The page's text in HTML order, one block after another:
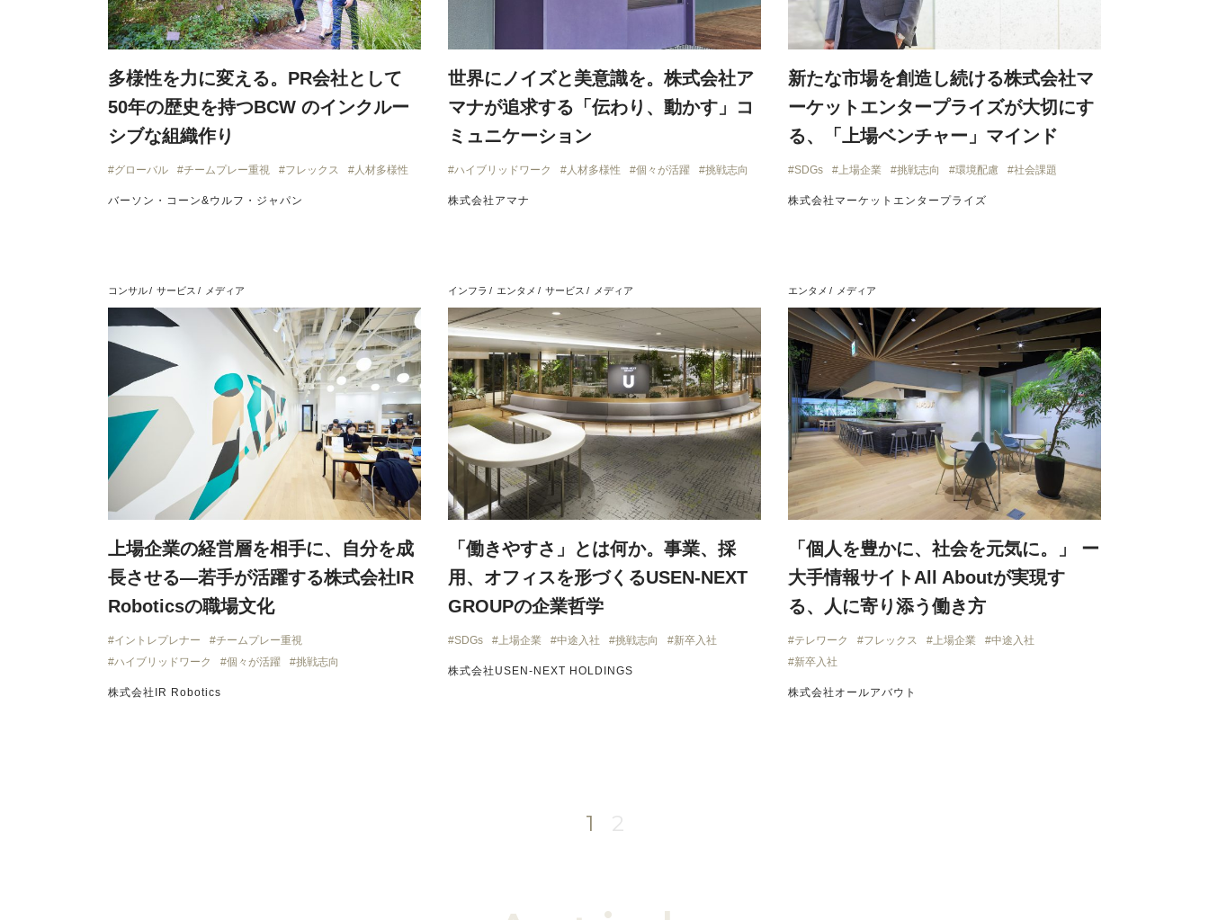
多様性を力に変える。PR会社として
50年の歴史を持つBCW のインクルー
シブな組織作り
グローバル チームプレー重視 フレックス 人材多様性
バーソン・コーン&ウルフ・ジャパン
世界にノイズと美意識を。株式会社ア
マナが追求する「伝わり、動かす」コ
ミュニケーション
ハイブリッドワーク 人材多様性 個々が活躍 挑戦志向
株式会社アマナ
新たな市場を創造し続ける株式会社マ
ーケットエンタープライズが大切にす
る、「上場ベンチャー」マインド
SDGs 上場企業 挑戦志向 環境配慮 社会課題
株式会社マーケットエンタープライズ
コンサル サービス メディア
上場企業の経営層を相手に、自分を成
長させる―若手が活躍する株式会社IR
Roboticsの職場文化
イントレプレナー
チームプレー重視
ハイブリッドワーク
個々が活躍 挑戦志向
株式会社IR Robotics
インフラ エンタメ サービス メディア
「働きやすさ」とは何か。事業、採
用、オフィスを形づくるUSEN-NEXT
GROUPの企業哲学
SDGs 上場企業 中途入社 挑戦志向 新卒入社
株式会社USEN-NEXT HOLDINGS
エンタメ メディア
「個人を豊かに、社会を元気に。」 ー
大手情報サイトAll Aboutが実現す
る、人に寄り添う働き方
テレワーク フレックス 上場企業
中途入社
新卒入社
株式会社オールアバウト
1 2